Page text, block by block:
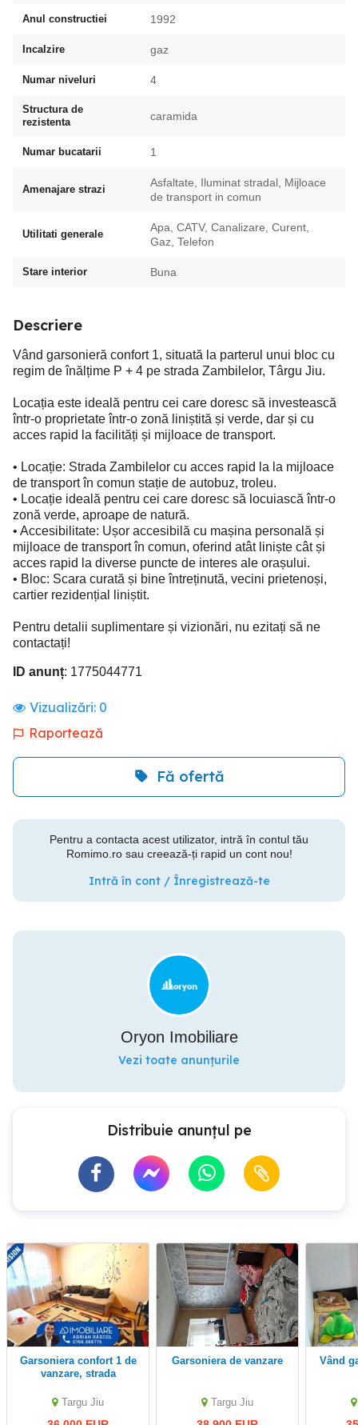
Anul constructiei 1992
Incalzire gaz
Numar niveluri 4
Structura de
rezistenta
caramida
Numar bucatarii 1
Amenajare strazi
Asfaltate, Iluminat stradal, Mijloace
de transport in comun
Utilitati generale
Apa, CATV, Canalizare, Curent,
Gaz, Telefon
Stare interior Buna
Descriere
Vând garsonieră confort 1, situată la parterul unui bloc cu
regim de înălțime P + 4 pe strada Zambilelor, Târgu Jiu.
Locația este ideală pentru cei care doresc să investească
într-o proprietate într-o zonă liniștită și verde, dar și cu
acces rapid la facilități și mijloace de transport.
• Locație: Strada Zambilelor cu acces rapid la la mijloace
de transport în comun stație de autobuz, troleu.
• Locație ideală pentru cei care doresc să locuiască într-o
zonă verde, aproape de natură.
• Accesibilitate: Ușor accesibilă cu mașina personală și
mijloace de transport în comun, oferind atât liniște cât și
acces rapid la diverse puncte de interes ale orașului.
• Bloc: Scara curată și bine întreținută, vecini prietenoși,
cartier rezidențial liniștit.
Pentru detalii suplimentare și vizionări, nu ezitați să ne
contactați!
ID anunț: 1775044771
Vizualizări: 0
Raportează
Fă ofertă
Pentru a contacta acest utilizator, intră în contul tău
Romimo.ro sau creează-ți rapid un cont nou!
Intră în cont / Înregistrează-te
Oryon Imobiliare
Vezi toate anunțurile
Distribuie anunțul pe
Garsoniera confort 1 de
vanzare, strada
Targu Jiu
Garsoniera de vanzare
Targu Jiu
Vând